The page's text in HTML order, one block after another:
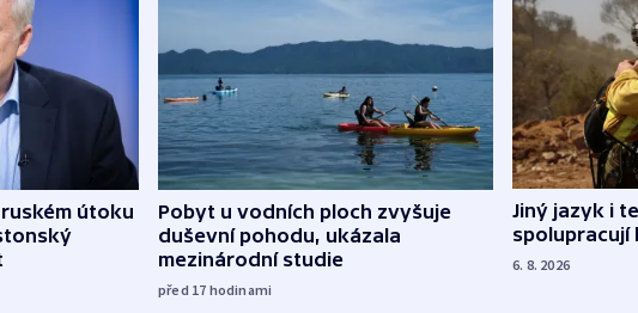
útoku
Pobyt u vodních ploch zvyšuje
duševní pohodu, ukázala
mezinárodní studie
před 17 hodinami
Jiný jazyk i
spolupracují
6. 8. 2026